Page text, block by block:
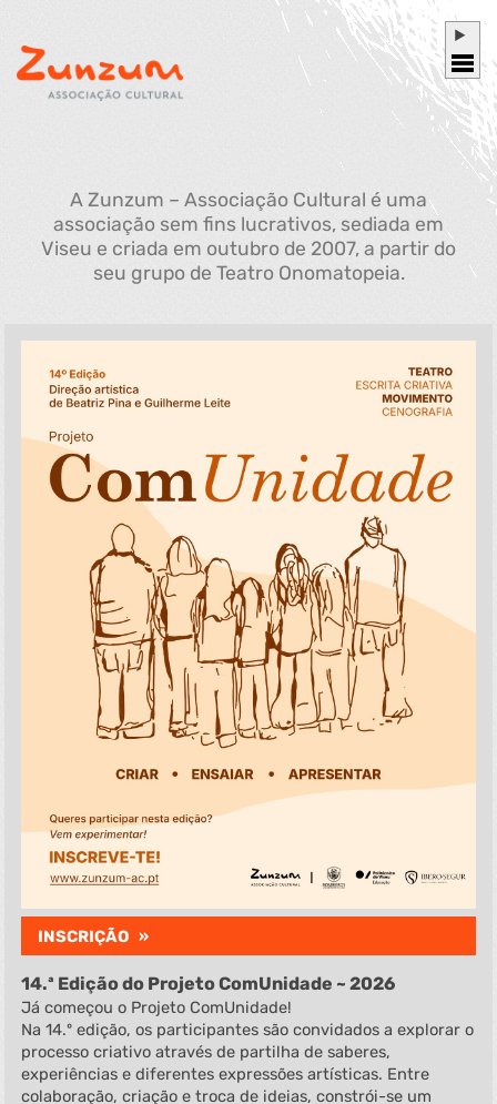
A Zunzum – Associação Cultural é uma
associação sem fins lucrativos, sediada em
Viseu e criada em outubro de 2007, a partir do
seu grupo de Teatro Onomatopeia.
INSCRIÇÃO »
14.ª Edição do Projeto ComUnidade ~ 2026
Já começou o Projeto ComUnidade!
Na 14.º edição, os participantes são convidados a explorar o
processo criativo através de partilha de saberes,
experiências e diferentes expressões artísticas. Entre
colaboração, criação e troca de ideias, constrói-se um